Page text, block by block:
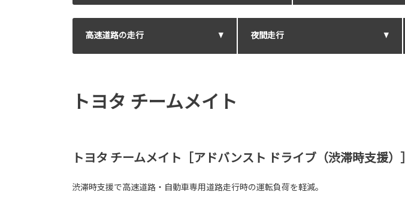
高速道路の走行 夜間走行
トヨタ チームメイト
トヨタ チームメイト［アドバンスト ドライブ（渋滞時支援）］
渋滞時支援で高速道路・自動車専用道路走行時の運転負荷を軽減。